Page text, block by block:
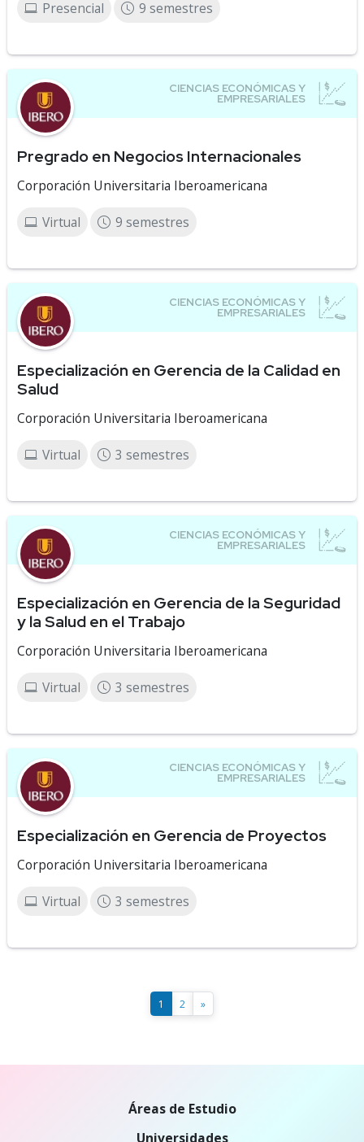
Presencial 9 semestres
Pregrado en Negocios Internacionales
Corporación Universitaria Iberoamericana
Virtual 9 semestres
Especialización en Gerencia de la Calidad en
Salud
Corporación Universitaria Iberoamericana
Virtual 3 semestres
Especialización en Gerencia de la Seguridad
y la Salud en el Trabajo
Corporación Universitaria Iberoamericana
Virtual 3 semestres
Especialización en Gerencia de Proyectos
Corporación Universitaria Iberoamericana
Virtual 3 semestres
1 2 »
Áreas de Estudio
Universidades